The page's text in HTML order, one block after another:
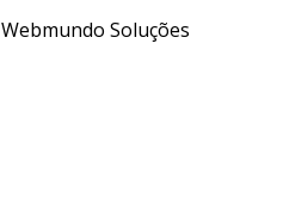
Soluções